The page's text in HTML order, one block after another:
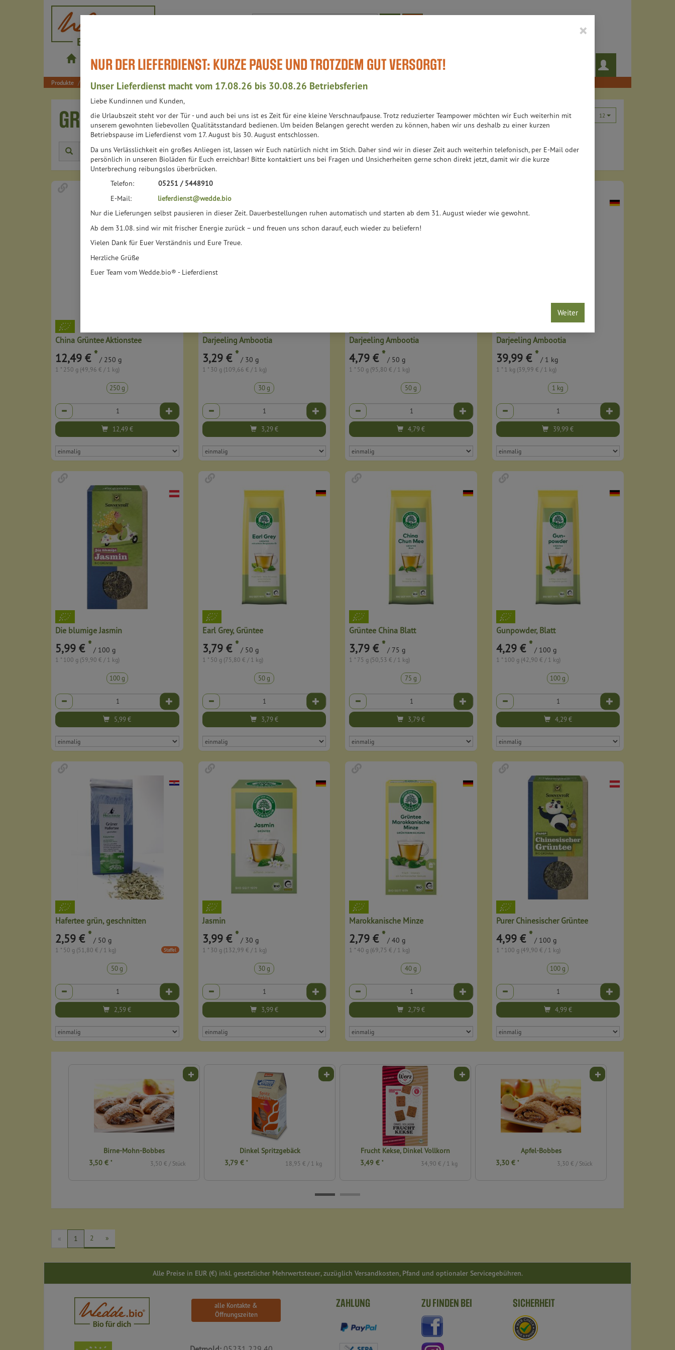
Produkt
wedde.bio
LieferdienstProdukte Shop Bistros Bioläden WissensWert Aktuell-Events Teil des Teams Auch das noch!
Produkte Lebensmittel Kaffee, Tee, Kakao Grüner Tee
×
NUR DER LIEFERDIENST: KURZE PAUSE UND TROTZDEM GUT VERSORGT!
Unser Lieferdienst macht vom 17.08.26 bis 30.08.26 Betriebsferien
Liebe Kundinnen und Kunden,
die Urlaubszeit steht vor der Tür - und auch bei uns ist es Zeit für eine kleine Verschnaufpause. Trotz reduzierter Teampower möchten wir Euch weiterhin mit
unserem gewohnten liebevollen Qualitätsstandard bedienen. Um beiden Belangen gerecht werden zu können, haben wir uns deshalb zu einer kurzen
Betriebspause im Lieferdienst vom 17. August bis 30. August entschlossen.
Da uns Verlässlichkeit ein großes Anliegen ist, lassen wir Euch natürlich nicht im Stich. Daher sind wir in dieser Zeit auch weiterhin telefonisch, per E-Mail oder
persönlich in unseren Bioläden für Euch erreichbar! Bitte kontaktiert uns bei Fragen und Unsicherheiten gerne schon direkt jetzt, damit wir die kurze
Unterbrechung reibungslos überbrücken.
Telefon: 05251 / 5448910
E-Mail: lieferdienst@wedde.bio
Nur die Lieferungen selbst pausieren in dieser Zeit. Dauerbestellungen ruhen automatisch und starten ab dem 31. August wieder wie gewohnt.
Ab dem 31.08. sind wir mit frischer Energie zurück – und freuen uns schon darauf, euch wieder zu beliefern!
Vielen Dank für Euer Verständnis und Eure Treue.
Herzliche Grüße
Euer Team vom Wedde.bio® - Lieferdienst
Weiter
GRÜNER TEE 18 VON 6313
12
Hersteller Ernährung Allergene
China Grüntee Aktionstee
12,49 € * / 250 g
1 * 250 g (49,96 € / 1 kg)
250 g
Anzahl
12,49€
Darjeeling Ambootia
3,29 €* / 30 g
1 * 30 g (109,66 € / 1 kg)
30 g
Anzahl
3,29€
Darjeeling Ambootia
4,79 € * / 50 g
1 * 50 g (95,80 € / 1 kg)
50 g
Anzahl
4,79€
Darjeeling Ambootia
39,99 €* / 1 kg
1 * 1 kg (39,99 € / 1 kg)
1 kg
Anzahl
39,99€
Die blumige Jasmin
5,99 € * / 100 g
1 * 100 g (59,90 € / 1 kg)
100 g
Anzahl
5,99€
Earl Grey, Grüntee
3,79 €* / 50 g
1 * 50 g (75,80 € / 1 kg)
50 g
Anzahl
3,79€
Grüntee China Blatt
3,79 € * / 75 g
1 * 75 g (50,53 € / 1 kg)
75 g
Anzahl
3,79€
Gunpowder, Blatt
4,29 €* / 100 g
1 * 100 g (42,90 € / 1 kg)
100 g
Anzahl
4,29€
Hafertee grün, geschnitten
2,59 € * / 50 g
1 * 50 g (51,80 € / 1 kg) Staffel
50 g
Anzahl
2,59€
Jasmin
3,99 €* / 30 g
1 * 30 g (132,99 € / 1 kg)
30 g
Anzahl
3,99€
Marokkanische Minze
2,79 € * / 40 g
1 * 40 g (69,75 € / 1 kg)
40 g
Anzahl
2,79€
Purer Chinesischer Grüntee
4,99 €* / 100 g
1 * 100 g (49,90 € / 1 kg)
100 g
Anzahl
4,99€
Birne-Mohn-Bobbes
3,50 € * 3,50 € / Stück
Dinkel Spritzgebäck
3,79 € * 18,95 € / 1 kg
Frucht Kekse, Dinkel Vollkorn
3,49 € * 34,90 € / 1 kg
Apfel-Bobbes
3,30 € * 3,30 € / Stück
« 1 2 »
Alle Preise in EUR (€) inkl. gesetzlicher Mehrwertsteuer, zuzüglich Versandkosten, Pfand und optionaler Servicegebühren.
alle Kontakte &
Öffnungszeiten
ZAHLUNG ZU FINDEN BEI SICHERHEIT